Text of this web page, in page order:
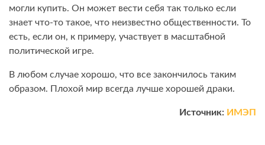
могли купить. Он может вести себя так только если
знает что-то такое, что неизвестно общественности. То
есть, если он, к примеру, участвует в масштабной
политической игре.
В любом случае хорошо, что все закончилось таким
образом. Плохой мир всегда лучше хорошей драки.
Источник: ИМЭП